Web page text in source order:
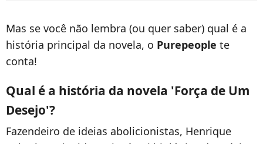
Mas se você não lembra (ou quer saber) qual é a
história principal da novela, o Purepeople te
conta!
Qual é a história da novela 'Força de Um
Desejo'?
Fazendeiro de ideias abolicionistas, Henrique